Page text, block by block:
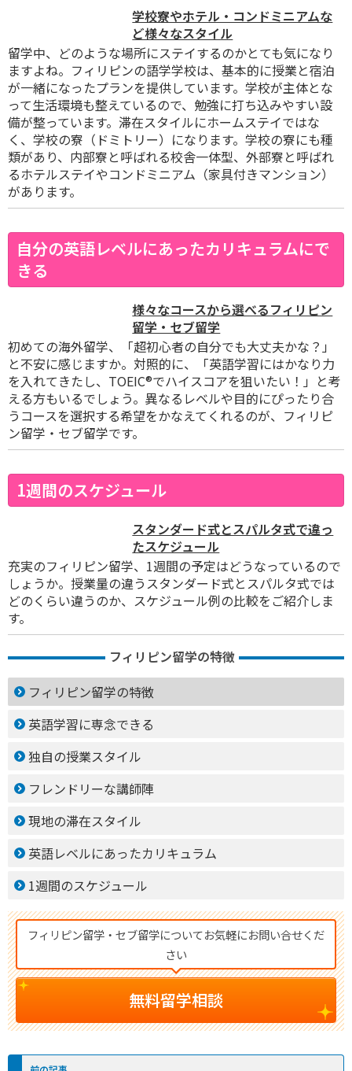
学校寮やホテル・コンドミニアムな
ど様々なスタイル
留学中、どのような場所にステイするのかとても気になり
ますよね。フィリピンの語学学校は、基本的に授業と宿泊
が一緒になったプランを提供しています。学校が主体とな
って生活環境も整えているので、勉強に打ち込みやすい設
備が整っています。滞在スタイルにホームステイではな
く、学校の寮（ドミトリー）になります。学校の寮にも種
類があり、内部寮と呼ばれる校舎一体型、外部寮と呼ばれ
るホテルステイやコンドミニアム（家具付きマンション）
があります。
自分の英語レベルにあったカリキュラムにで
きる
様々なコースから選べるフィリピン
留学・セブ留学
初めての海外留学、「超初心者の自分でも大丈夫かな？」
と不安に感じますか。対照的に、「英語学習にはかなり力
を入れてきたし、TOEIC®でハイスコアを狙いたい！」と考
える方もいるでしょう。異なるレベルや目的にぴったり合
うコースを選択する希望をかなえてくれるのが、フィリピ
ン留学・セブ留学です。
1週間のスケジュール
スタンダード式とスパルタ式で違っ
たスケジュール
充実のフィリピン留学、1週間の予定はどうなっているので
しょうか。授業量の違うスタンダード式とスパルタ式では
どのくらい違うのか、スケジュール例の比較をご紹介しま
す。
フィリピン留学の特徴
フィリピン留学の特徴
英語学習に専念できる
独自の授業スタイル
フレンドリーな講師陣
現地の滞在スタイル
英語レベルにあったカリキュラム
1週間のスケジュール
フィリピン留学・セブ留学についてお気軽にお問い合せくだ
さい
無料留学相談